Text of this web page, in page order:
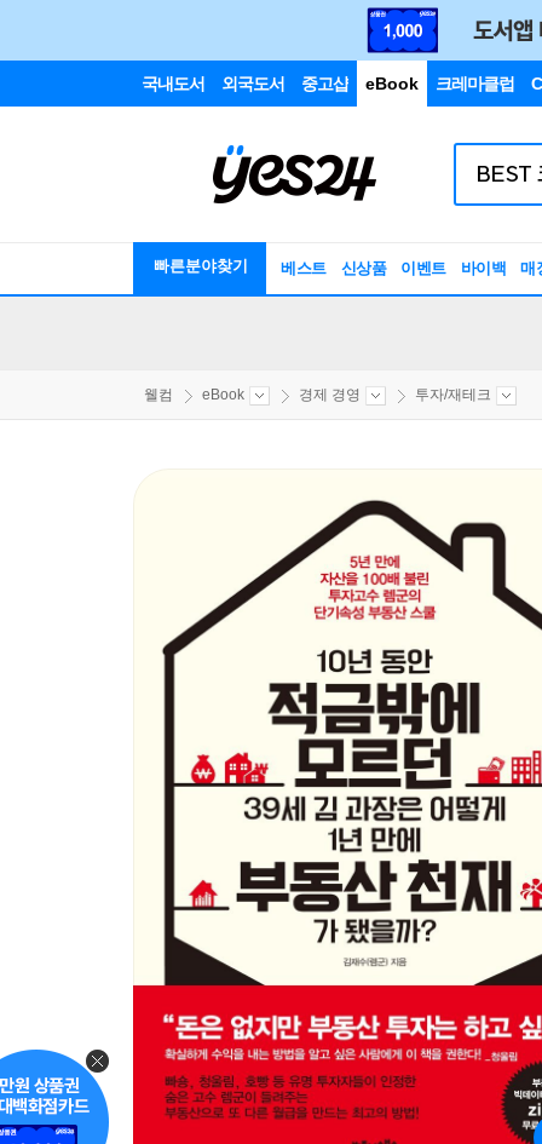
국내도서 외국도서 중고샵 eBook 크레마클럽
빠른분야찾기 베스트 신상품 이벤트 바이백 매
웰컴 eBook 경제 경영 투자/재테크